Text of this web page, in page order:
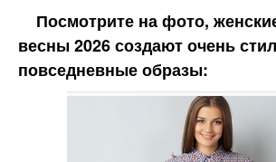
Посмотрите на фото,
весны 2026 создают очень
повседневные образы: